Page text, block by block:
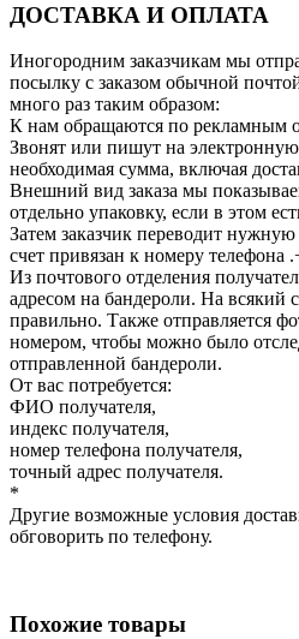
ДОСТАВКА И ОПЛАТА
Иногородним заказчикам мы
посылку с заказом обычной
много раз таким образом:
К нам обращаются по рекламным
Звонят или пишут на
необходимая сумма, включая
Внешний вид заказа мы
отдельно упаковку, если в этом
Затем заказчик переводит
счет привязан к номеру телефона
Из почтового отделения
адресом на бандероли. На всякий
правильно. Также отправляется
номером, чтобы можно было
отправленной бандероли.
От вас потребуется:
ФИО получателя,
индекс получателя,
номер телефона получателя,
точный адрес получателя.
*
Другие возможные условия
обговорить по телефону.
Похожие товары